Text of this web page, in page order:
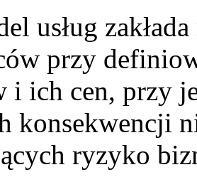
usług
przy
i ich cen, przy
konsekwencji
ryzyko